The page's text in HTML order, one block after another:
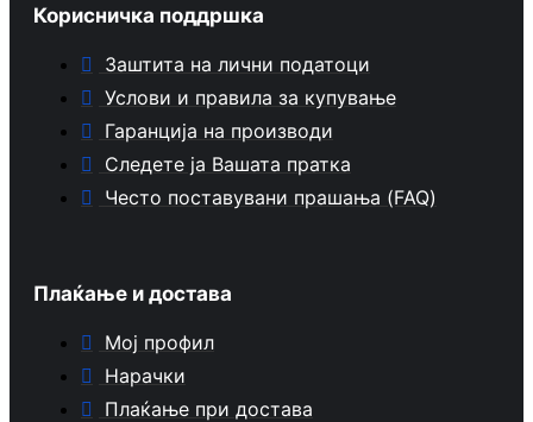
Корисничка поддршка
Заштита на лични податоци
Услови и правила за купување
Гаранција на производи
Следете ја Вашата пратка
Често поставувани прашања (FAQ)
Плаќање и достава
Мој профил
Нарачки
Плаќање при достава